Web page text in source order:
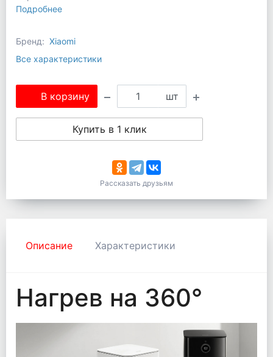
Подробнее
Бренд: Xiaomi
Все характеристики
В корзину шт
Купить в 1 клик
Рассказать друзьям
Описание Характеристики
Нагрев на 360°